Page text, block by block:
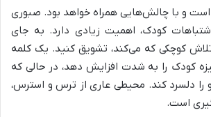
است و با چالش‌هایی همراه خواهد بود. صبوری
کودک، اهمیت زیادی دارد. به جای
تلاش کوچکی که می‌کند، تشویق کنید. یک کلمه
کودک را به شدت افزایش دهد، در حالی که
را دلسرد کند. محیطی عاری از ترس و استرس،
است.